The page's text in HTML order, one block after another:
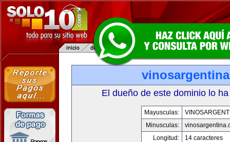
El dueño de este dominio lo
Mayusculas:
Minusculas:
Longitud:
14 caracteres